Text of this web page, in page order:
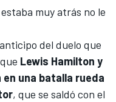
estaba muy atrás no le
del duelo que
Lewis Hamilton y
una batalla rueda
, que se saldó con el